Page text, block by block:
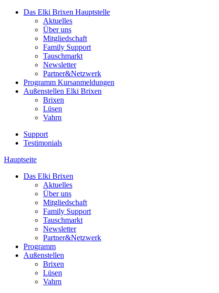
Das Elki Brixen Hauptstelle
Aktuelles
Über uns
Mitgliedschaft
Family Support
Tauschmarkt
Newsletter
Partner&Netzwerk
Programm Kursanmeldungen
Außenstellen Elki Brixen
Brixen
Lüsen
Vahrn
Support
Testimonials
Hauptseite
Das Elki Brixen
Aktuelles
Über uns
Mitgliedschaft
Family Support
Tauschmarkt
Newsletter
Partner&Netzwerk
Programm
Außenstellen
Brixen
Lüsen
Vahrn